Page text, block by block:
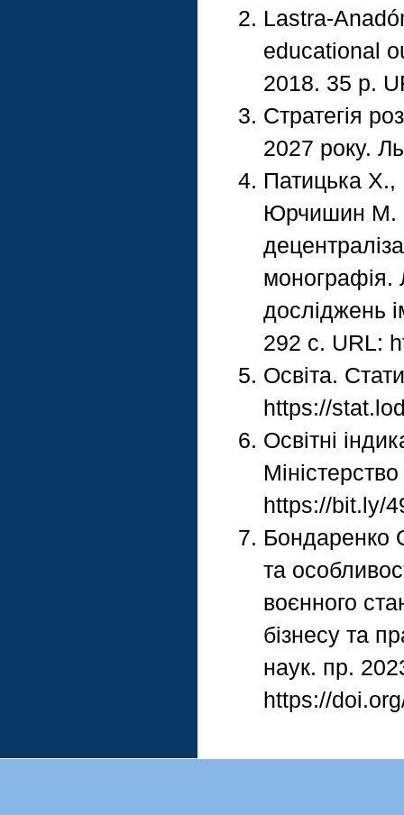
Lastra-
educational
2018. 35 p.
Стратегія
2027 року.
Патицька
Юрчишин М.
монографія.
досліджень
292 с. URL:
Освіта.
https://
Освітні
https://bit.ly/
Бондаренко
та
воєнного
бізнесу та
наук. пр.
https://